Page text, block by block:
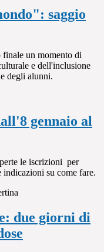
saggio
un momento di
e dell'inclusione
degli alunni.
gennaio al
le iscrizioni per
su come fare.
due giorni di